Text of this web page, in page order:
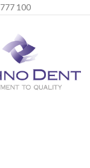
100